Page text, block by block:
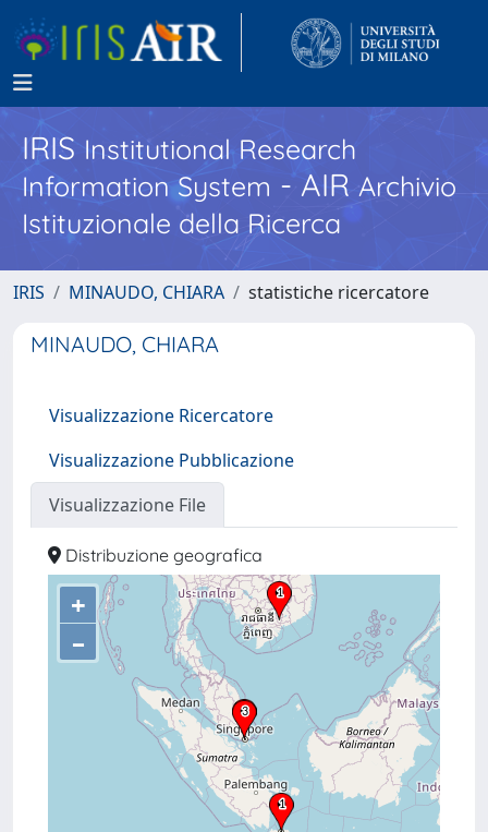
IRISInstitutional Research
Information System - AIR Archivio
Istituzionale della Ricerca
IRIS MINAUDO, CHIARA statistiche ricercatore
MINAUDO, CHIARA
Visualizzazione Ricercatore
Visualizzazione Pubblicazione
Visualizzazione File
Distribuzione geografica
+
–